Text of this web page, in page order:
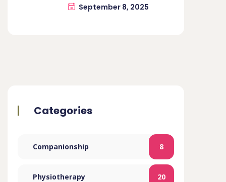
September 8, 2025
Categories
Companionship 8
Physiotherapy 20